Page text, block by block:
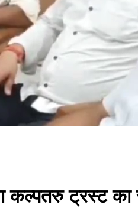
कल्पतरु ट्रस्ट का